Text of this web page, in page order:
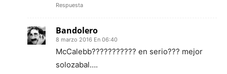
Respuesta
Bandolero
8 marzo 2016 En 06:40
McCalebb??????????? en serio??? mejor
solozabal….